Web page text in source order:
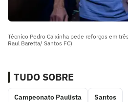
Técnico Pedro Caixinha pede reforços em
Raul Baretta/ Santos FC)
TUDO SOBRE
Campeonato Paulista Santos